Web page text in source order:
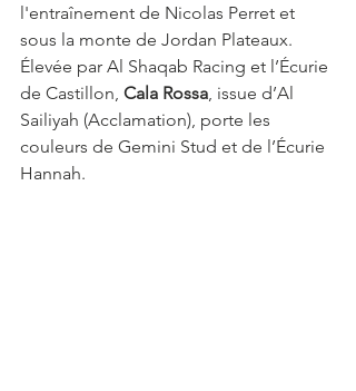
l'entraînement de Nicolas Perret et
sous la monte de Jordan Plateaux.
Élevée par Al Shaqab Racing et l’Écurie
de Castillon, Cala Rossa , issue d’Al
Sailiyah (Acclamation), porte les
couleurs de Gemini Stud et de l’Écurie
Hannah.